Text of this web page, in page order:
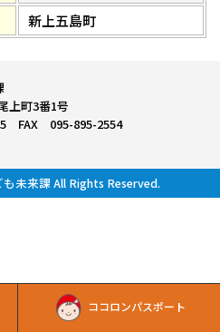
ココロンパスポート
新上五島町
上町3番1号
FAX 095-895-2554
未来課 All Rights Reserved.